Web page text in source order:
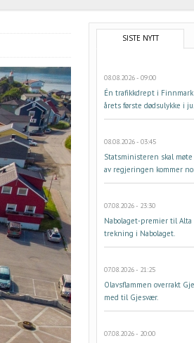
SISTE NYTT
08.08.2026 - 09:00
Én trafikkdrept i
årets første dødsulykke i
08.08.2026 - 03:45
Statsministeren skal
av regjeringen kommer
07.08.2026 - 23:30
Nabolaget-premier til Alta
trekning i Nabolaget.
07.08.2026 - 21:25
Olavsflammen overrakt
med til Gjesvær.
07.08.2026 - 20:00